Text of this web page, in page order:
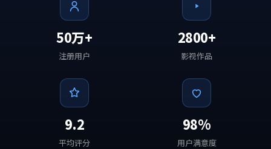
50万+
注册用户
2800+
影视作品
9.2
平均评分
98%
用户满意度